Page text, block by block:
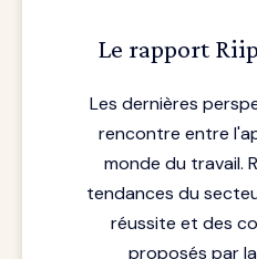
Le rapport
Les dernières
rencontre entre
monde du travail.
tendances du
réussite et des
proposés par